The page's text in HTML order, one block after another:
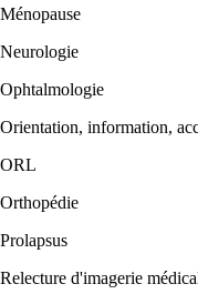
Ménopause
Neurologie
Ophtalmologie
Orientation, information,
ORL
Orthopédie
Prolapsus
Relecture d'imagerie